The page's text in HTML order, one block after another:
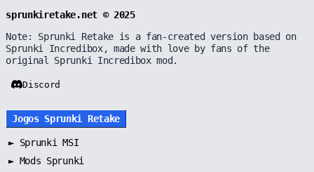
sprunkiretake.net © 2025
Note: Sprunki Retake is a fan-created version based on
Sprunki Incredibox, made with love by fans of the
original Sprunki Incredibox mod.
Discord
Jogos Sprunki Retake
► Sprunki MSI
► Mods Sprunki